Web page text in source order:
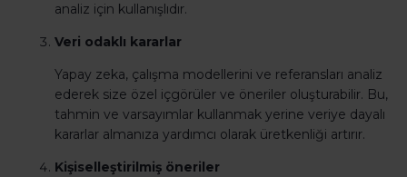
analiz için kullanışlıdır.
Veri odaklı kararlar
Yapay zeka, çalışma modellerini ve referansları analiz
ederek size özel içgörüler ve öneriler oluşturabilir. Bu,
tahmin ve varsayımlar kullanmak yerine veriye dayalı
kararlar almanıza yardımcı olarak üretkenliği artırır.
Kişiselleştirilmiş öneriler